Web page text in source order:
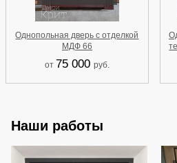
Однопольная дверь с отделкой
МДФ 66
от 75 000 руб.
Наши работы